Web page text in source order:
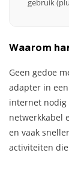
gebruik
Waarom
Geen gedoe
adapter in
internet nodig
netwerkkabel
en vaak
activiteiten